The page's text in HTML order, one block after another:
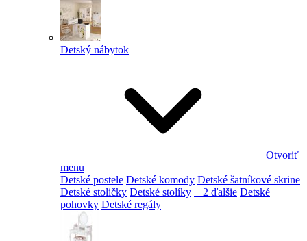
Detský nábytok
Otvoriť
menu
Detské postele Detské komody Detské šatníkové skrine
Detské stoličky Detské stolíky + 2 ďalšie Detské
pohovky Detské regály